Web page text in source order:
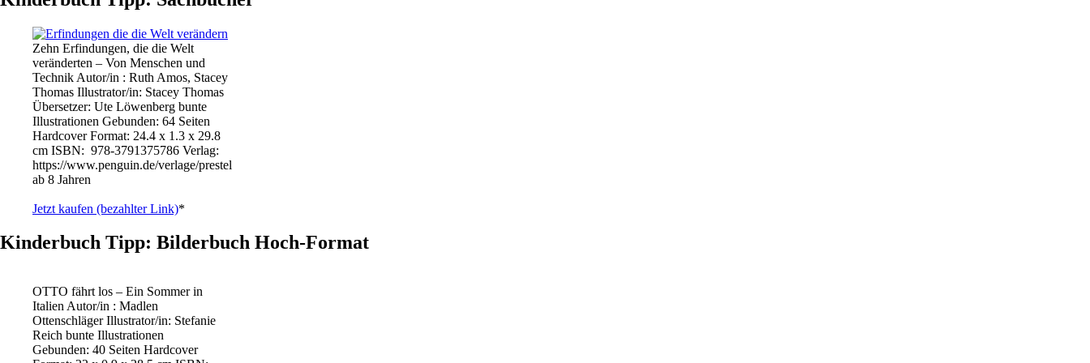
Zehn Erfindungen, die die Welt
veränderten – Von Menschen und
Technik Autor/in : Ruth Amos, Stacey
Thomas Illustrator/in: Stacey Thomas
Übersetzer: Ute Löwenberg bunte
Illustrationen Gebunden: 64 Seiten
Hardcover Format: 24.4 x 1.3 x 29.8
cm ISBN: ‎ 978-3791375786 Verlag:
https://www.penguin.de/verlage/prestel
ab 8 Jahren
Jetzt kaufen (bezahlter Link)*
Kinderbuch Tipp: Bilderbuch Hoch-Format
OTTO fährt los – Ein Sommer in
Italien Autor/in : Madlen
Ottenschläger Illustrator/in: Stefanie
Reich bunte Illustrationen
Gebunden: 40 Seiten Hardcover